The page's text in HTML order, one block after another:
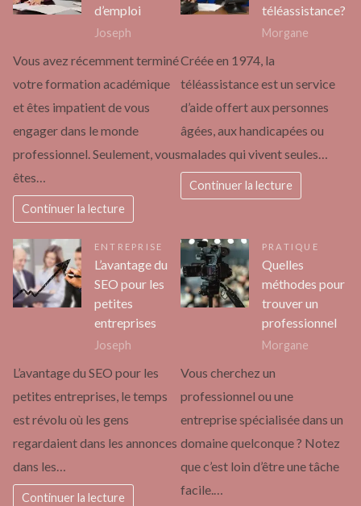
d’emploi
Joseph
Vous avez récemment terminé
votre formation académique
et êtes impatient de vous
engager dans le monde
professionnel. Seulement, vous
êtes…
Continuer la lecture
téléassistance?
Morgane
Créée en 1974, la
téléassistance est un service
d’aide offert aux personnes
âgées, aux handicapées ou
malades qui vivent seules…
Continuer la lecture
ENTREPRISE
L’avantage du
SEO pour les
petites
entreprises
Joseph
L’avantage du SEO pour les
petites entreprises, le temps
est révolu où les gens
regardaient dans les annonces
dans les…
Continuer la lecture
PRATIQUE
Quelles
méthodes pour
trouver un
professionnel
Morgane
Vous cherchez un
professionnel ou une
entreprise spécialisée dans un
domaine quelconque ? Notez
que c’est loin d’être une tâche
facile.…